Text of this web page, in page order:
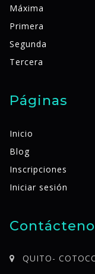
Máxima
Primera
Segunda
Tercera
Páginas
Inicio
Blog
Inscripciones
Iniciar sesión
QUITO-